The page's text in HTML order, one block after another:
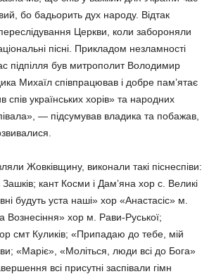
бо бадьорить дух народу. Відтак
Церкви, коли забороняли
пісні. Прикладом незламності
підпілля був митрополит Володимир
Михаїл співпрацював і добре пам’ятає
українських хорів» та народних
— підсумував владика та побажав,
Жовківщину, виконали такі піснеспіви:
кант Косми і Дам’яна хор с. Великі
будуть уста наші» хор «Анастасіс» м.
Вознесіння» хор м. Рави-Руської;
смт Куликів; «Припадаю до тебе, мій
«Маріє», «Моліться, люди всі до Бога»
всі присутні заспівали гімн